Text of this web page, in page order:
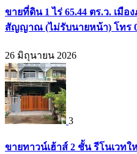
ขายที่ดิน 1 ไร่ 65.44 ตร.ว. เมือ
สัญญาณ (ไม่รับนายหน้า) โทร
26 มิถุนายน 2026
3
ขายทาวน์เฮ้าส์ 2 ชั้น รีโนเวท